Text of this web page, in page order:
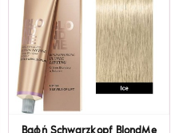
Βαφή Schwarzkopf BlondMe